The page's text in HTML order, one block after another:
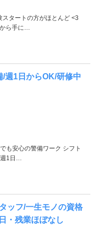
スタートの方がほとんど <3
ら手に…
週1日からOK/研修中
も安心の警備ワーク シフト
1日…
ッフ/一生モノの資格
・残業ほぼなし